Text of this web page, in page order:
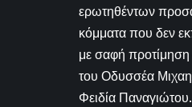
ερωτηθέντων
κόμματα που δεν
με σαφή προτίμηση
του Οδυσσέα
Φειδία